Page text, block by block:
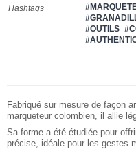
Hashtags
#OUTILS
Fabriqué sur mesure de façon
marqueteur colombien, il allie
Sa forme a été étudiée pour
précise, idéale pour les gestes